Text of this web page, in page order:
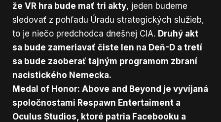
že VR hra bude mať tri akty, jeden budeme
sledovať z pohľadu Úradu strategických služieb,
to je niečo predchodca dnešnej CIA. Druhý akt
sa bude zameriavať čiste len na Deň-D a tretí
sa bude zaoberať tajným programom zbraní
nacistického Nemecka.
Medal of Honor: Above and Beyond je vyvíjaná
spoločnostami Respawn Entertaiment a
Oculus Studios, ktoré patria Facebooku a